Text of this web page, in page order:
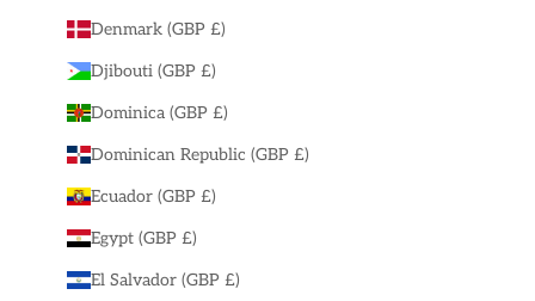
Denmark (GBP £)
Djibouti (GBP £)
Dominica (GBP £)
Dominican Republic (GBP £)
Ecuador (GBP £)
Egypt (GBP £)
El Salvador (GBP £)